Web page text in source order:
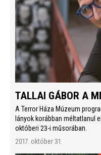
TALLAI GÁBOR A
A Terror Háza Múzeum
lányok korábban méltatlanul
októberi 23-i műsorában.
2017. október 31.